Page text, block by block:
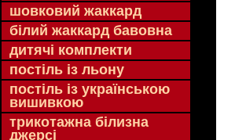
шовковий жаккард
білий жаккард бавовна
дитячі комплекти
постіль із льону
постіль із українською
вишивкою
трикотажна білизна
джерсі